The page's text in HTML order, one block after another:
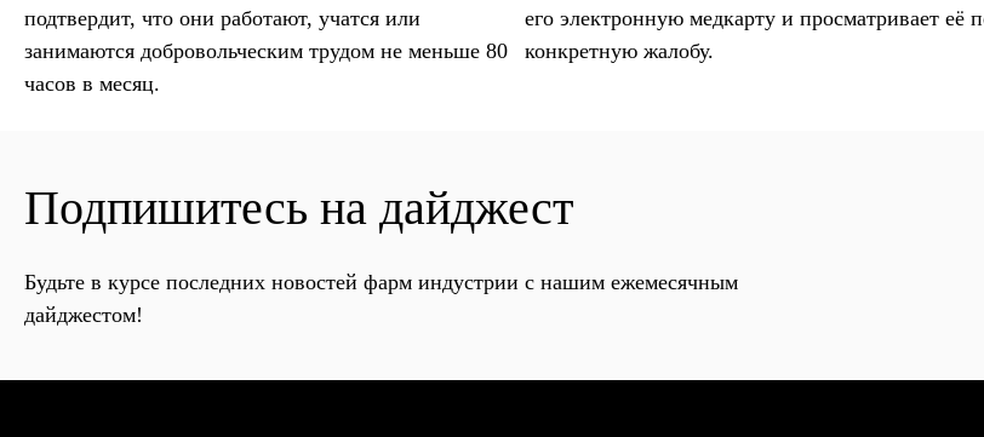
подтвердит, что они работают, учатся или
занимаются добровольческим трудом не меньше 80
часов в месяц.
его электронную медкарту и просматривает её
конкретную жалобу.
Подпишитесь на дайджест
Будьте в курсе последних новостей фарм индустрии с нашим ежемесячным
дайджестом!